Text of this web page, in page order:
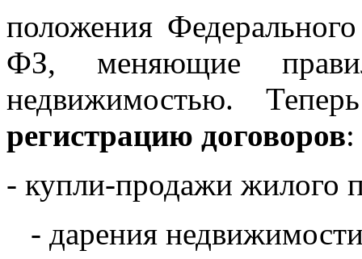
положения
ФЗ, меняющие
недвижимостью.
регистрацию договоров:
- купли-продажи жилого
- дарения